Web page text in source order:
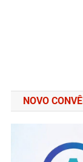
NOVO